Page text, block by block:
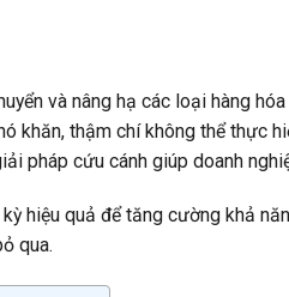
và nâng hạ các loại hàng
khăn, thậm chí không thể thực
pháp cứu cánh giúp doanh
hiệu quả để tăng cường khả
qua.